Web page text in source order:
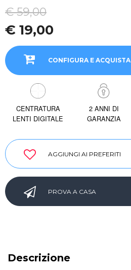
€ 59,00
€ 19,00
CONFIGURA E ACQUISTA
CENTRATURA
LENTI DIGITALE
2 ANNI DI
GARANZIA
AGGIUNGI AI PREFERITI
PROVA A CASA
Descrizione